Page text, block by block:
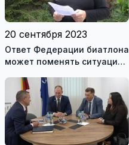
20 сентября 2023
Ответ Федерации биатлона
может поменять ситуацию
(видео)